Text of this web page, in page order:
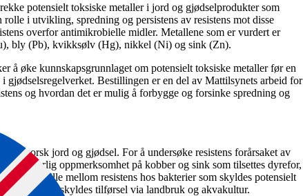
potensielt toksiske metaller i jord og gjødselprodukter som
i utvikling, spredning og persistens av resistens mot disse
overfor antimikrobielle midler. Metallene som er vurdert er
bly (Pb), kvikksølv (Hg), nikkel (Ni) og sink (Zn).
å øke kunnskapsgrunnlaget om potensielt toksiske metaller før en
gjødselsregelverket. Bestillingen er en del av Mattilsynets arbeid for
og hvordan det er mulig å forbygge og forsinke spredning og
i norsk jord og gjødsel. For å undersøke resistens forårsaket av
særlig oppmerksomhet på kobber og sink som tilsettes dyrefor,
å skille mellom resistens hos bakterier som skyldes potensielt
som skyldes tilførsel via landbruk og akvakultur.